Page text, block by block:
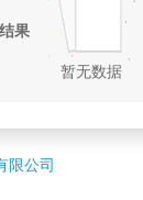
限公司
果
暂无数据